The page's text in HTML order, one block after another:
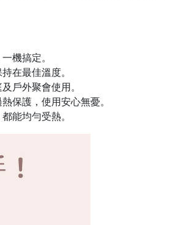
機搞定。
在最佳溫度。
戶外聚會使用。
保護，使用安心無憂。
能均勻受熱。